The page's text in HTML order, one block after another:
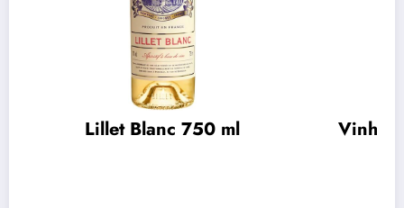
Lillet Blanc 750 ml Vinho